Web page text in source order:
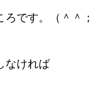
です。（＾＾；
なければ